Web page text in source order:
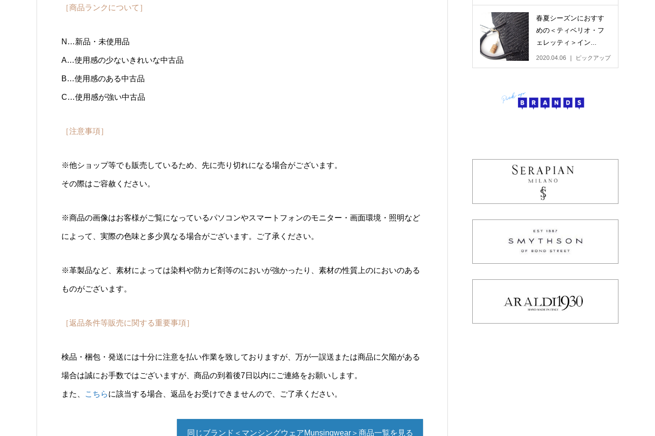
［商品ランクについて］
N…新品・未使用品
A…使用感の少ないきれいな中古品
B…使用感のある中古品
C…使用感が強い中古品
［注意事項］
※他ショップ等でも販売しているため、先に売り切れになる場合がございます。
その際はご容赦ください。
※商品の画像はお客様がご覧になっているパソコンやスマートフォンのモニター・画面環境・照明など
によって、実際の色味と多少異なる場合がございます。ご了承ください。
※革製品など、素材によっては染料や防カビ剤等のにおいが強かったり、素材の性質上のにおいのある
ものがございます。
［返品条件等販売に関する重要事項］
検品・梱包・発送には十分に注意を払い作業を致しておりますが、万が一誤送または商品に欠陥がある
場合は誠にお手数ではございますが、商品の到着後7日以内にご連絡をお願いします。
また、 こちらに該当する場合、返品をお受けできませんので、ご了承ください。
同じブランド＜マンシングウェアMunsingwear＞商品一覧を見る
春夏シーズンにおすす
めの＜ティベリオ・フ
ェレッティ＞イン...
2020.04.06 ピックアップ